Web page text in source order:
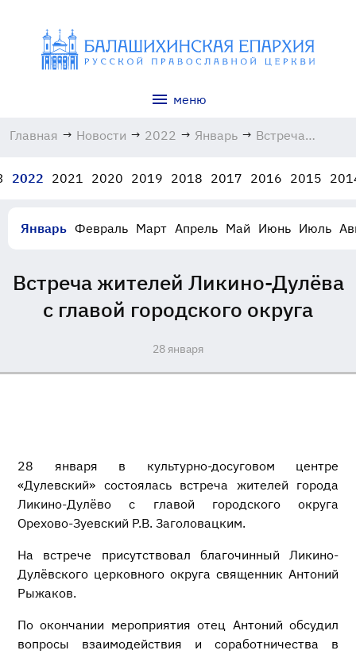
меню
Главная → Новости → 2022 → Январь → Встреча
Дулёва с
округа
2022 2021 2020 2019 2018 2017 2016 2015
Январь Февраль Март Апрель Май Июнь Июль
Встреча жителей Ликино-Дулёва
с главой городского округа
28 января
28 января в культурно-досуговом центре
«Дулевский» состоялась встреча жителей города
Ликино-Дулёво с главой городского округа
Орехово-Зуевский Р.В. Заголовацким.
На встрече присутствовал благочинный Ликино-
Дулёвского церковного округа священник Антоний
Рыжаков.
По окончании мероприятия отец Антоний обсудил
вопросы взаимодействия и соработничества в